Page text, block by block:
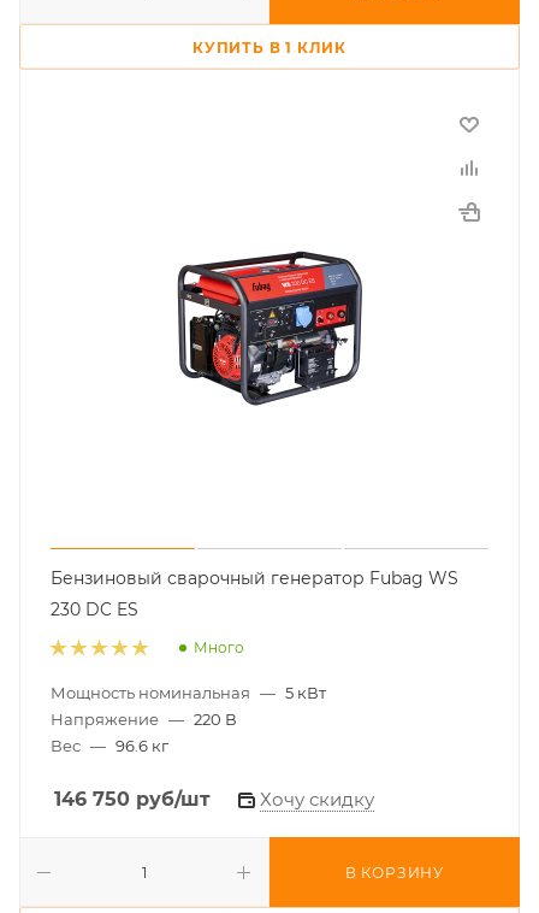
КУПИТЬ В 1 КЛИК
Бензиновый сварочный генератор Fubag WS
230 DC ES
Много
Мощность номинальная — 5 кВт
Напряжение — 220 В
Вес — 96.6 кг
146 750 руб/шт Хочу скидку
В КОРЗИНУ